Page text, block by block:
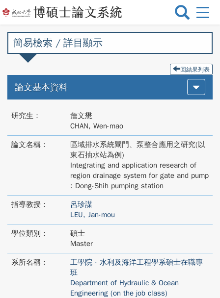
選
切
簡易檢索 / 詳目顯示
回結果列表
論文基本資料
研究生：
詹文懋
CHAN, Wen-mao
論文名稱：
區域排水系統閘門、泵整合應用之研究(以
東石抽水站為例)
Integrating and application research of
region drainage system for gate and pump
: Dong-Shih pumping station
指導教授：
呂珍謀
LEU, Jan-mou
學位類別：
碩士
Master
系所名稱：
工學院 - 水利及海洋工程學系碩士在職專
班
Department of Hydraulic & Ocean
Engineering (on the job class)